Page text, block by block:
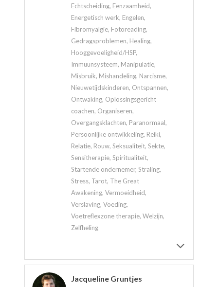
Echtscheiding, Eenzaamheid,
Energetisch werk, Engelen,
Fibromyalgie, Fotoreading,
Gedragsproblemen, Healing,
Hooggevoeligheid/HSP,
Immuunsysteem, Manipulatie,
Misbruik, Mishandeling, Narcisme,
Nieuwetijdskinderen, Ontspannen,
Ontwaking, Oplossingsgericht
coachen, Organiseren,
Overgangsklachten, Paranormaal,
Persoonlijke ontwikkeling, Reiki,
Relatie, Rouw, Seksualiteit, Sekte,
Sensitherapie, Spiritualiteit,
Startende ondernemer, Straling,
Stress, Tarot, The Great
Awakening, Vermoeidheid,
Verslaving, Voeding,
Voetreflexzone therapie, Welzijn,
Zelfheling
Jacqueline Gruntjes